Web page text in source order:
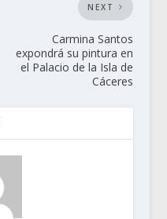
NEXT
Carmina Santos
expondrá su pintura en
el Palacio de la Isla de
Cáceres